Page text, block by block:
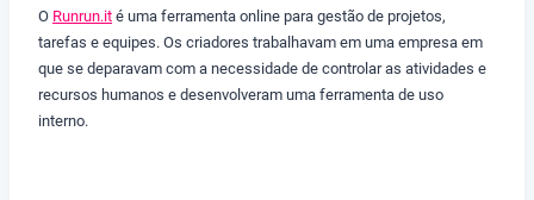
O Runrun.it é uma ferramenta online para gestão de projetos,
tarefas e equipes. Os criadores trabalhavam em uma empresa em
que se deparavam com a necessidade de controlar as atividades e
recursos humanos e desenvolveram uma ferramenta de uso
interno.